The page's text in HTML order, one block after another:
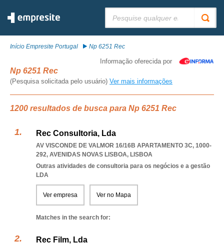
Início Empresite Portugal Np 6251 Rec
Informação oferecida por
Np 6251 Rec
(Pesquisa solicitada pelo usuário) Ver mais informações
1200 resultados de busca para Np 6251 Rec
Rec Consultoria, Lda
AV VISCONDE DE VALMOR 16/16B APARTAMENTO 3C, 1000-
292, AVENIDAS NOVAS LISBOA, LISBOA
Outras atividades de consultoria para os negócios e a gestão
LDA
Ver empresa Ver no Mapa
Matches in the search for:
Rec Film, Lda